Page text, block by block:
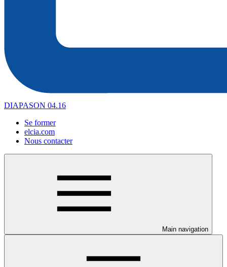
DIAPASON 04.16
Se former
elcia.com
Nous contacter
Main navigation